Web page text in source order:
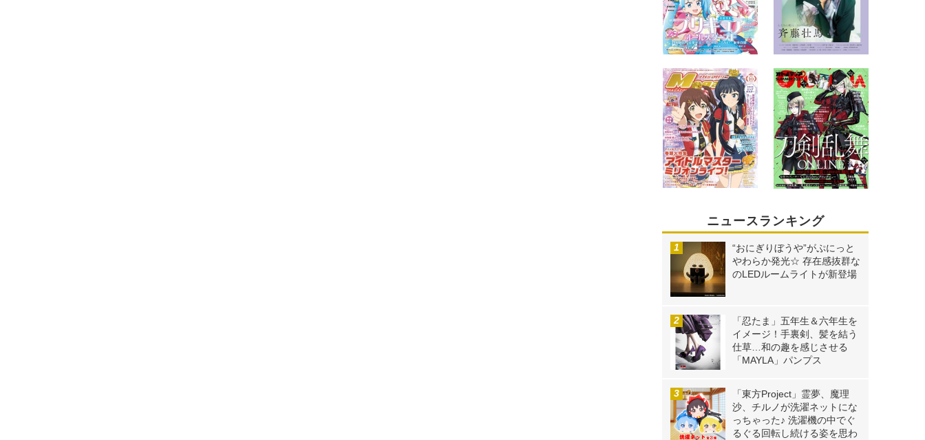
ニュースランキング
“おにぎりぼうや”がぷにっと
やわらか発光☆ 存在感抜群な
のLEDルームライトが新登場
「忍たま」五年生＆六年生を
イメージ！手裏剣、髪を結う
仕草…和の趣を感じさせる
「MAYLA」パンプス
「東方Project」霊夢、魔理
沙、チルノが洗濯ネットにな
っちゃった♪ 洗濯機の中でぐ
るぐる回転し続ける姿を思わ